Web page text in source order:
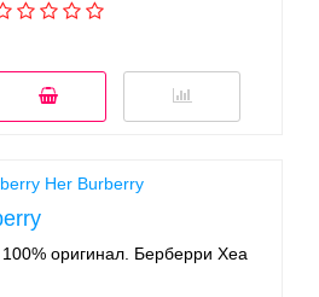
оригинал. Берберри Хеа